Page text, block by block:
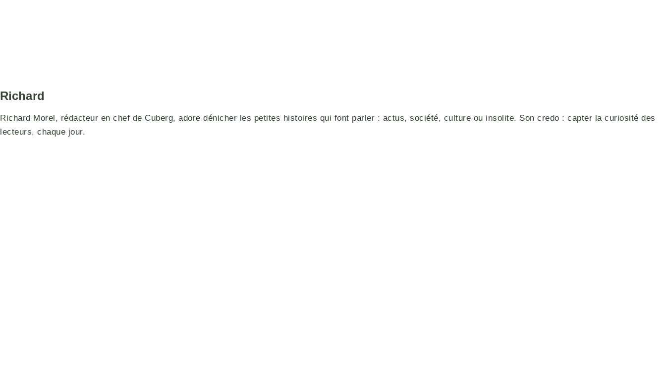
Richard
Richard Morel, rédacteur en chef de Cuberg, adore dénicher les petites histoires qui font parler : actus, société, culture ou insolite. Son credo : capter la curiosité des
lecteurs, chaque jour.